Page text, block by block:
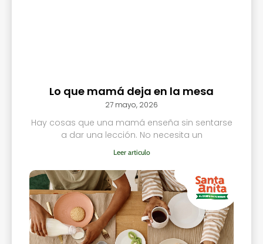
Lo que mamá deja en la mesa
27 mayo, 2026
Hay cosas que una mamá enseña sin sentarse
a dar una lección. No necesita un
Leer articulo